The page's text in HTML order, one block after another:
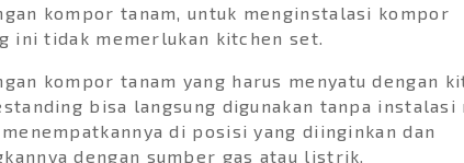
kompor tanam, untuk menginstalasi kompor
ini tidak memerlukan kitchen set.
kompor tanam yang harus menyatu dengan
bisa langsung digunakan tanpa instalasi
di posisi yang diinginkan dan
dengan sumber gas atau listrik.